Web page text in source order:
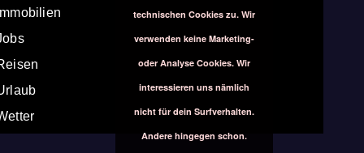
technischen Cookies zu. Wir
verwenden keine Marketing-
oder Analyse Cookies. Wir
interessieren uns nämlich
nicht für dein Surfverhalten.
Andere hingegen schon.